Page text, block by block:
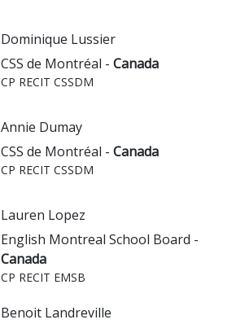
Dominique Lussier
CSS de Montréal - Canada
CP RECIT CSSDM
Annie Dumay
CSS de Montréal - Canada
CP RECIT CSSDM
Lauren Lopez
English Montreal School Board -
Canada
CP RECIT EMSB
Benoit Landreville